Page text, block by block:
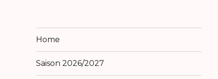
Home
Saison 2026/2027